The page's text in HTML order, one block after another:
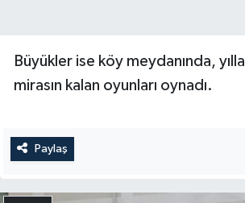
Büyükler ise köy meydanında,
mirasın kalan oyunları oynadı.
Paylaş